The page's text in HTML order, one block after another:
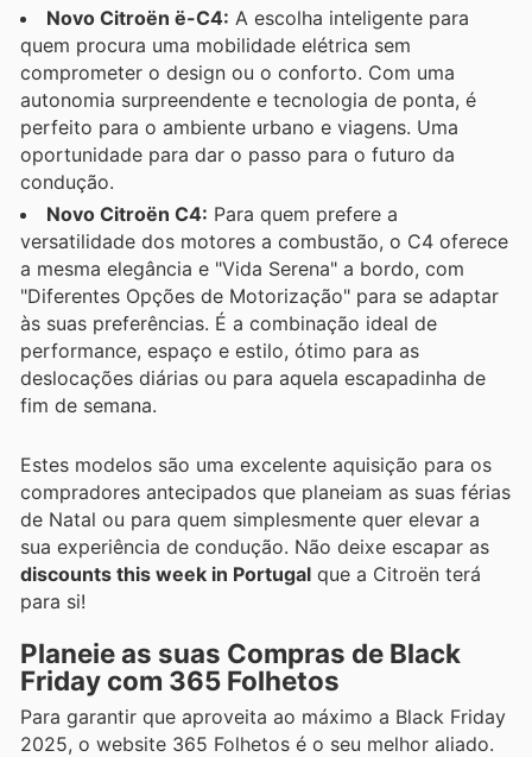
Novo Citroën ë-C4: A escolha inteligente para
quem procura uma mobilidade elétrica sem
comprometer o design ou o conforto. Com uma
autonomia surpreendente e tecnologia de ponta, é
perfeito para o ambiente urbano e viagens. Uma
oportunidade para dar o passo para o futuro da
condução.
Novo Citroën C4: Para quem prefere a
versatilidade dos motores a combustão, o C4 oferece
a mesma elegância e "Vida Serena" a bordo, com
"Diferentes Opções de Motorização" para se adaptar
às suas preferências. É a combinação ideal de
performance, espaço e estilo, ótimo para as
deslocações diárias ou para aquela escapadinha de
fim de semana.
Estes modelos são uma excelente aquisição para os
compradores antecipados que planeiam as suas férias
de Natal ou para quem simplesmente quer elevar a
sua experiência de condução. Não deixe escapar as
discounts this week in Portugal que a Citroën terá
para si!
Planeie as suas Compras de Black
Friday com 365 Folhetos
Para garantir que aproveita ao máximo a Black Friday
2025, o website 365 Folhetos é o seu melhor aliado.